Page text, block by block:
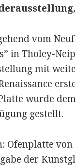
vom
in Tholey-
mit
wurde
gestellt.
Ofenplatte
der